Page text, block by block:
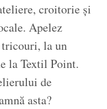
croitorie și
Apelez
la un
la Textil Point.
de
asta?